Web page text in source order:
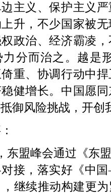
主义、保护主义
升，不少国家被
政治、经济霸凌
力分而治之。越是
重、协调行动中
健增长。中国愿
御风险挑战，开创
东盟峰会通过《东
接，落实好《中
继续推动构建更